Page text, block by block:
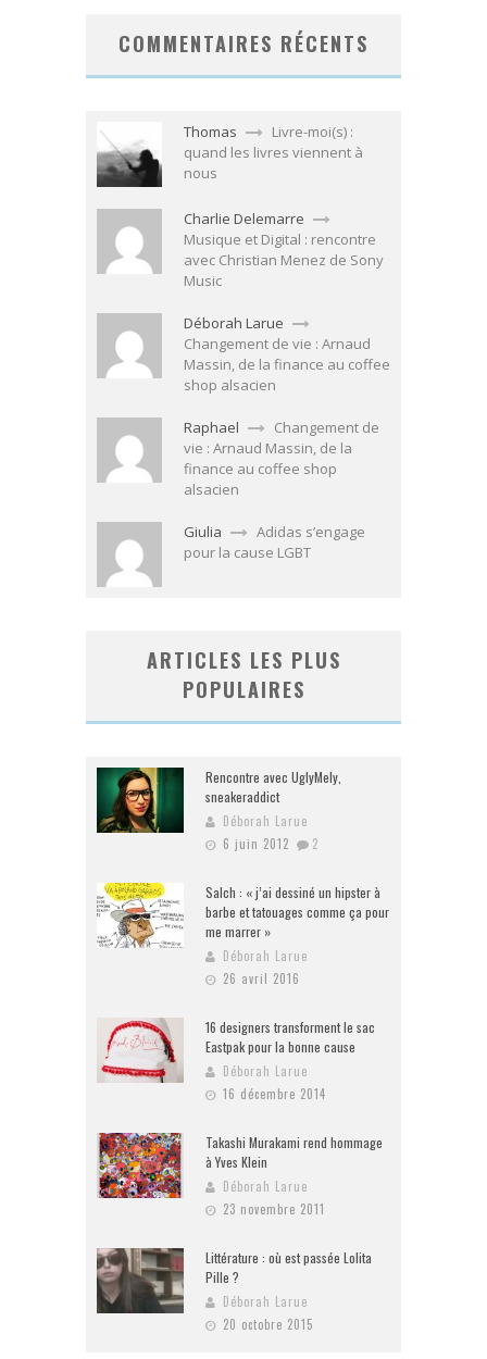
COMMENTAIRES RÉCENTS
Thomas
Livre-moi(s) :
quand les livres viennent à
nous
Charlie Delemarre
Musique et Digital : rencontre
avec Christian Menez de Sony
Music
Déborah Larue
Changement de vie : Arnaud
Massin, de la finance au coffee
shop alsacien
Raphael
Changement de
vie : Arnaud Massin, de la
finance au coffee shop
alsacien
Giulia
Adidas s’engage
pour la cause LGBT
ARTICLES LES PLUS
POPULAIRES
Rencontre avec UglyMely,
sneakeraddict
Déborah Larue
6 juin 2012
2
Salch : « j’ai dessiné un hipster à
barbe et tatouages comme ça pour
me marrer »
Déborah Larue
26 avril 2016
16 designers transforment le sac
Eastpak pour la bonne cause
Déborah Larue
16 décembre 2014
Takashi Murakami rend hommage
à Yves Klein
Déborah Larue
23 novembre 2011
Littérature : où est passée Lolita
Pille ?
Déborah Larue
20 octobre 2015